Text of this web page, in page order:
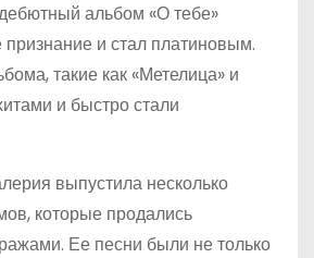
альбом «О тебе»
и стал платиновым.
такие как «Метелица» и
и быстро стали
выпустила несколько
которые продались
Ее песни были не только